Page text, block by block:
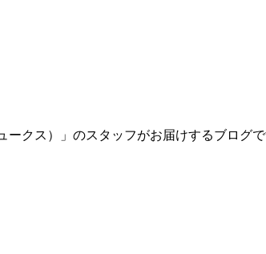
クス）」のスタッフがお届けするブログ